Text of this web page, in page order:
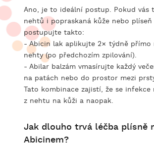
Ano, je to ideální postup. Pokud vás
nehtů i popraskaná kůže nebo plíseň
postupujte takto:
- Abicin lak aplikujte 2× týdně přímo
nehty (po předchozím zpilování).
- Abilar balzám vmasírujte každý
na patách nebo do prostor mezi
Tato kombinace zajistí, že se
z nehtu na kůži a naopak.
Jak dlouho trvá léčba plísně
Abicinem?